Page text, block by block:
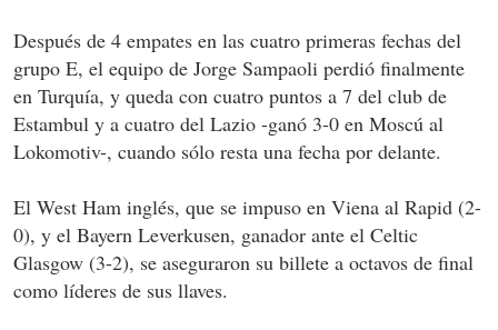
Después de 4 empates en las cuatro primeras fechas del
grupo E, el equipo de Jorge Sampaoli perdió finalmente
en Turquía, y queda con cuatro puntos a 7 del club de
Estambul y a cuatro del Lazio -ganó 3-0 en Moscú al
Lokomotiv-, cuando sólo resta una fecha por delante.
El West Ham inglés, que se impuso en Viena al Rapid (2-
0), y el Bayern Leverkusen, ganador ante el Celtic
Glasgow (3-2), se aseguraron su billete a octavos de final
como líderes de sus llaves.